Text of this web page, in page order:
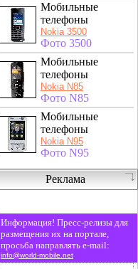
Мобильные
телефоны
Nokia 3500
Фото 3500
Мобильные
телефоны
Nokia N85
Фото N85
Мобильные
телефоны
Nokia N95
Фото N95
Реклама
Информация! Пресс-релизы для
размещения их на портале,
просьба направлять e-mail:
info@world-mobile.net